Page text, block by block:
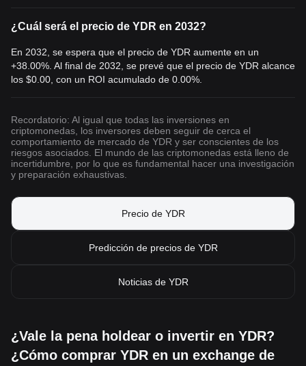
¿Cuál será el precio de YDR en 2032?
En 2032, se espera que el precio de YDR aumente en un
+38.00%. Al final de 2032, se prevé que el precio de YDR alcance
los $0.00 , con un ROI acumulado de 0.00%.
Recordatorio: Al igual que todas las inversiones en
criptomonedas, los inversores deben seguir de cerca el
comportamiento de mercado de YDR y ser conscientes de los
riesgos asociados. El mundo de las criptomonedas está lleno de
incertidumbre, por lo que es fundamental hacer una investigación
y preparación exhaustivas.
Precio de YDR
Predicción de precios de YDR
Noticias de YDR
¿Vale la pena holdear o invertir en YDR?
¿Cómo comprar YDR en un exchange de